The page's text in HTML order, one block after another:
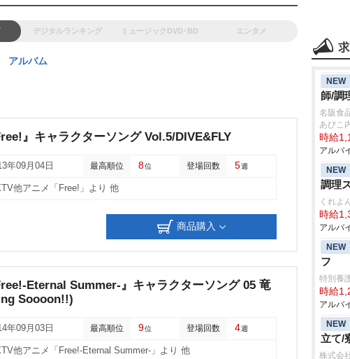
デジタルランキング ミュージックDVD･BD エンタメ
アルバム
』キャラクターソング Vol.5/DIVE&FLY
年09月04日 最高順位 8位 登場回数 5週
他アニメ「Free!」より 他
商品購入
Eternal Summer-』キャラクターソング 05 竜
Soooon!!)
年09月03日 最高順位 9位 登場回数 4週
他アニメ「Free!-Eternal Summer-」より 他
NEW
師/調
名阪食
あびこ
時給
アルバ
NEW
調理
くれよ
時給
アルバ
NEW
フ
特別養
時給
アルバ
NEW
立て/
株式会